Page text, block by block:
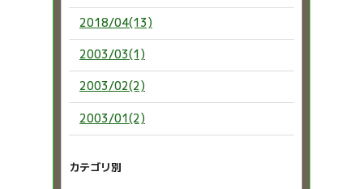
2018/04(13)
2003/03(1)
2003/02(2)
2003/01(2)
カテゴリ別